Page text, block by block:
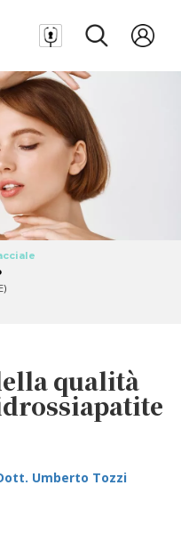
qualità
Umberto Tozzi